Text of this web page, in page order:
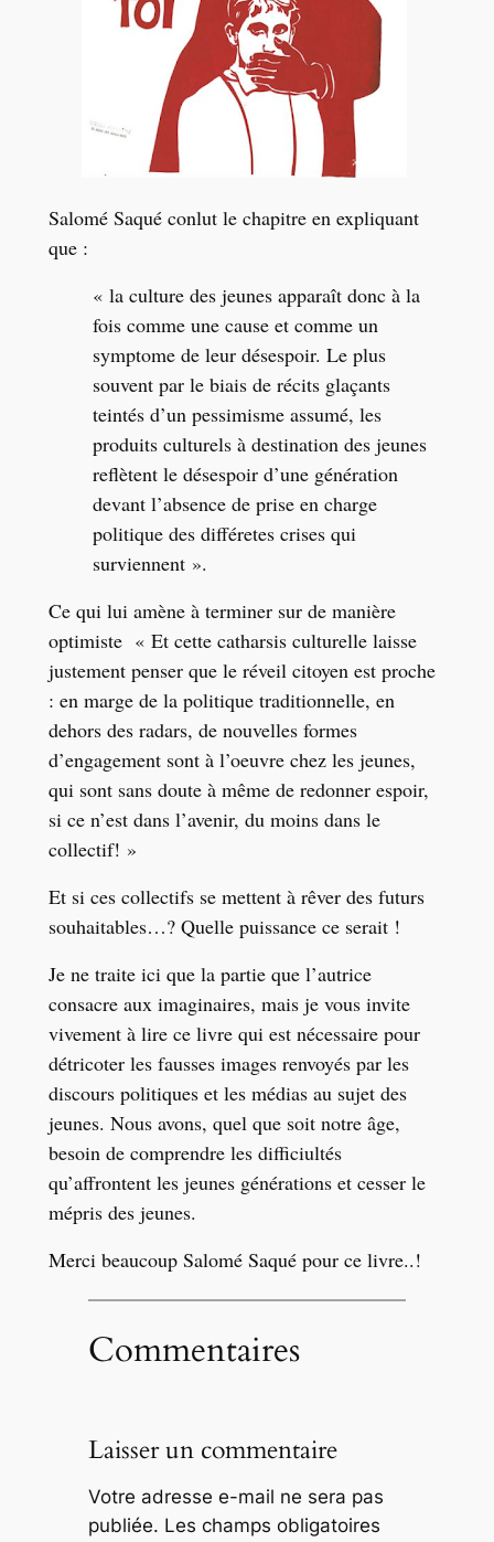
Salomé Saqué conlut le chapitre en expliquant
que :
« la culture des jeunes apparaît donc à la
fois comme une cause et comme un
symptome de leur désespoir. Le plus
souvent par le biais de récits glaçants
teintés d’un pessimisme assumé, les
produits culturels à destination des jeunes
reflètent le désespoir d’une génération
devant l’absence de prise en charge
politique des différetes crises qui
surviennent ».
Ce qui lui amène à terminer sur de manière
optimiste « Et cette catharsis culturelle laisse
justement penser que le réveil citoyen est proche
: en marge de la politique traditionnelle, en
dehors des radars, de nouvelles formes
d’engagement sont à l’oeuvre chez les jeunes,
qui sont sans doute à même de redonner espoir,
si ce n’est dans l’avenir, du moins dans le
collectif! »
Et si ces collectifs se mettent à rêver des futurs
souhaitables…? Quelle puissance ce serait !
Je ne traite ici que la partie que l’autrice
consacre aux imaginaires, mais je vous invite
vivement à lire ce livre qui est nécessaire pour
détricoter les fausses images renvoyés par les
discours politiques et les médias au sujet des
jeunes. Nous avons, quel que soit notre âge,
besoin de comprendre les difficiultés
qu’affrontent les jeunes générations et cesser le
mépris des jeunes.
Merci beaucoup Salomé Saqué pour ce livre..!
Commentaires
Laisser un commentaire
Votre adresse e-mail ne sera pas
publiée. Les champs obligatoires